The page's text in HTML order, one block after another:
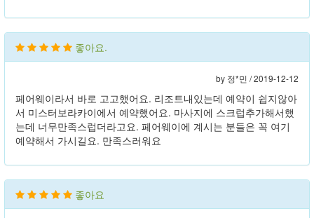
좋아요.
by 정*민 /2019-12-12
페어웨이라서 바로 고고했어요. 리조트내있는데 예약이 쉽지않아
서 미스터보라카이에서 예약했어요. 마사지에 스크럽추가해서했
는데 너무만족스럽더라고요. 페어웨이에 계시는 분들은 꼭 여기
예약해서 가시길요. 만족스러워요
좋아요